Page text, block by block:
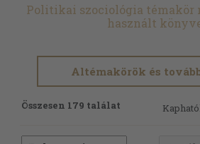
Politikai szociológia témakör
használt
Altémakörök és
Összesen 179 találat